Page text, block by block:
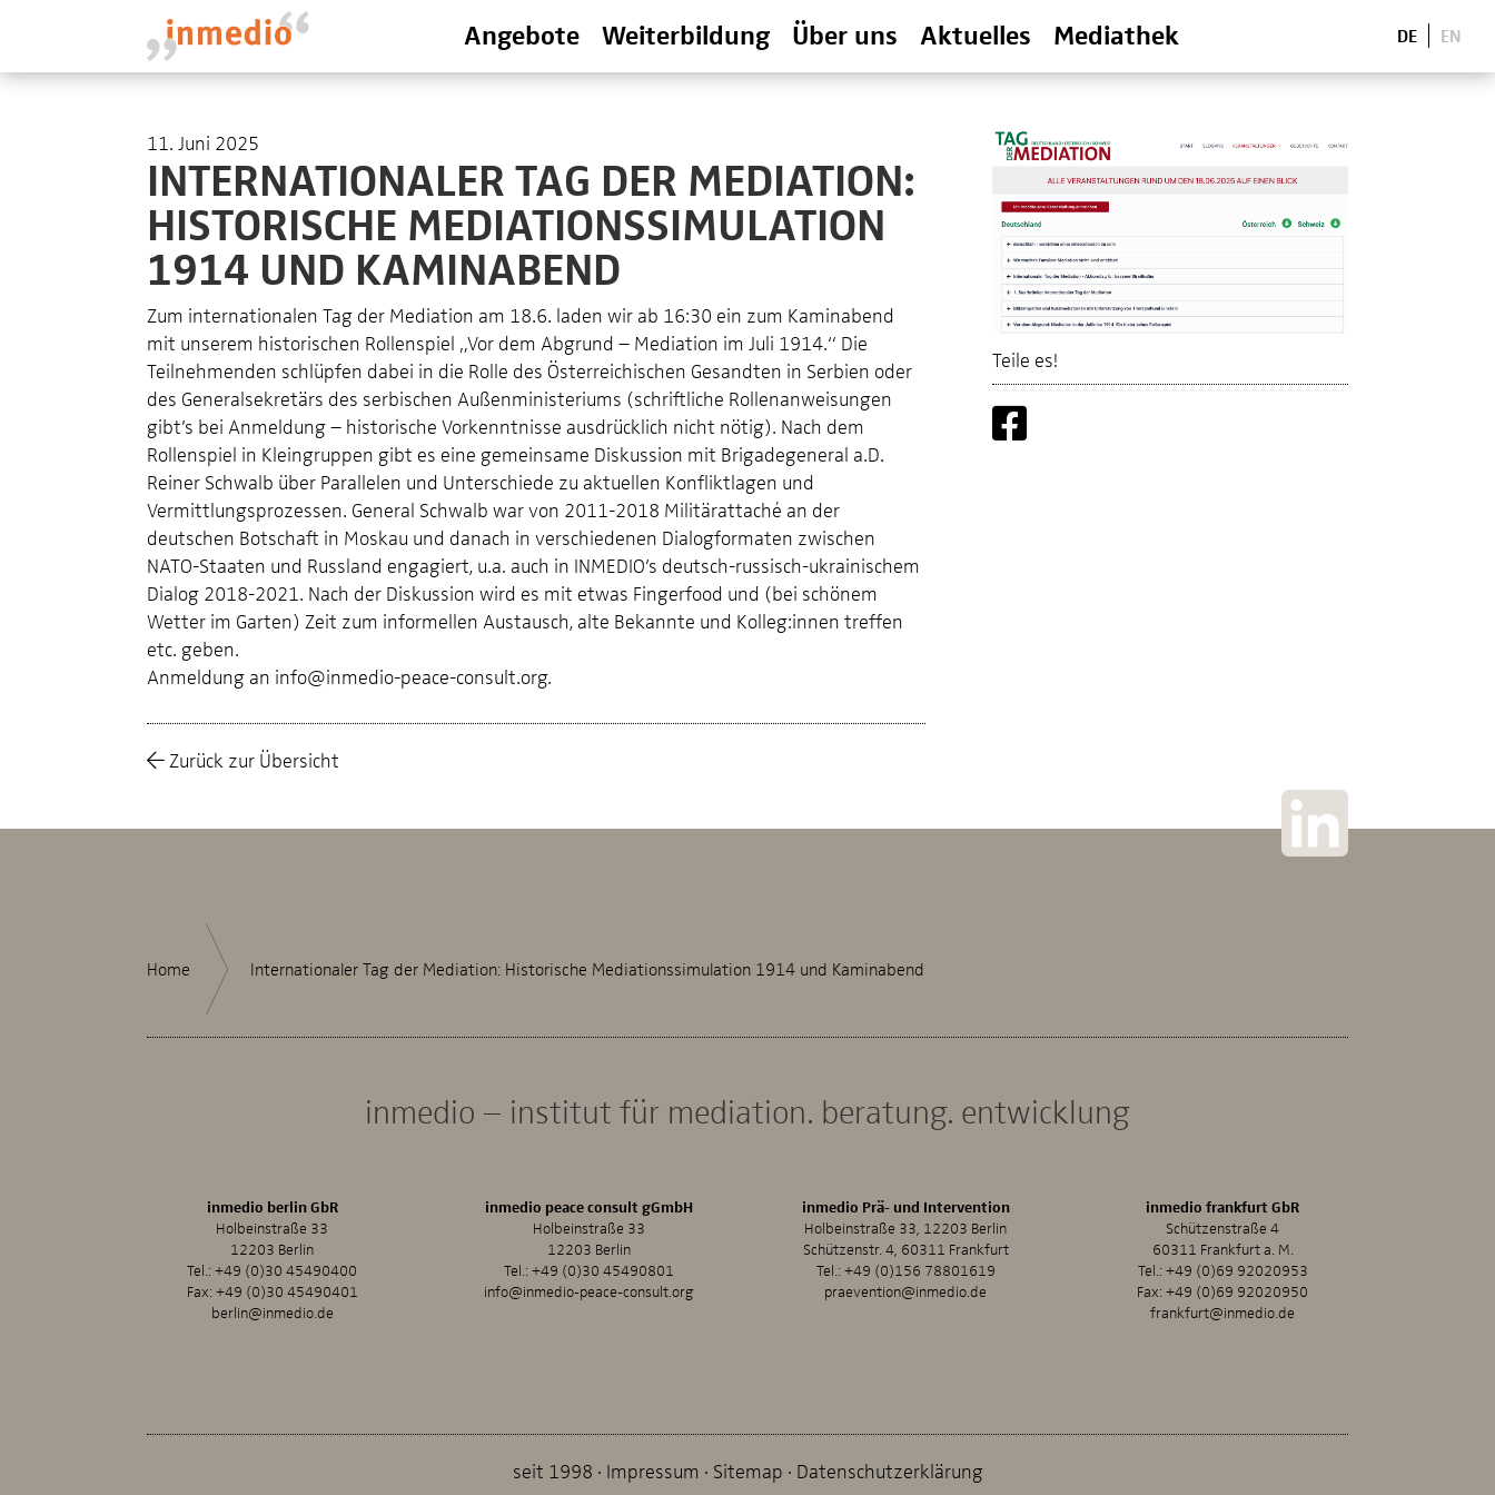
Angebote Weiterbildung Über uns Aktuelles Mediathek DE EN
11. Juni 2025
INTERNATIONALER TAG DER MEDIATION:
HISTORISCHE MEDIATIONSSIMULATION
1914 UND KAMINABEND
Zum internationalen Tag der Mediation am 18.6. laden wir ab 16:30 ein zum Kaminabend
mit unserem historischen Rollenspiel „Vor dem Abgrund – Mediation im Juli 1914.“ Die
Teilnehmenden schlüpfen dabei in die Rolle des Österreichischen Gesandten in Serbien oder
des Generalsekretärs des serbischen Außenministeriums (schriftliche Rollenanweisungen
gibt’s bei Anmeldung – historische Vorkenntnisse ausdrücklich nicht nötig). Nach dem
Rollenspiel in Kleingruppen gibt es eine gemeinsame Diskussion mit Brigadegeneral a.D.
Reiner Schwalb über Parallelen und Unterschiede zu aktuellen Konfliktlagen und
Vermittlungsprozessen. General Schwalb war von 2011-2018 Militärattaché an der
deutschen Botschaft in Moskau und danach in verschiedenen Dialogformaten zwischen
NATO-Staaten und Russland engagiert, u.a. auch in INMEDIO’s deutsch-russisch-ukrainischem
Dialog 2018-2021. Nach der Diskussion wird es mit etwas Fingerfood und (bei schönem
Wetter im Garten) Zeit zum informellen Austausch, alte Bekannte und Kolleg:innen treffen
etc. geben.
Anmeldung an info@inmedio-peace-consult.org.
Zurück zur Übersicht
Teile es!
Home Internationaler Tag der Mediation: Historische Mediationssimulation 1914 und Kaminabend
inmedio – institut für mediation. beratung. entwicklung
inmedio berlin GbR
Holbeinstraße 33
12203 Berlin
Tel.:+49 (0)30 45490400
Fax: +49 (0)30 45490401
berlin@inmedio.de
inmedio peace consult gGmbH
Holbeinstraße 33
12203 Berlin
Tel.:+49 (0)30 45490801
info@inmedio-peace-consult.org
inmedio Prä- und Intervention
Holbeinstraße 33, 12203 Berlin
Schützenstr. 4, 60311 Frankfurt
Tel.:+49 (0)156 78801619
praevention@inmedio.de
inmedio frankfurt GbR
Schützenstraße 4
60311 Frankfurt a. M.
Tel.:+49 (0)69 92020953
Fax: +49 (0)69 92020950
frankfurt@inmedio.de
seit 1998 Impressum Sitemap Datenschutzerklärung